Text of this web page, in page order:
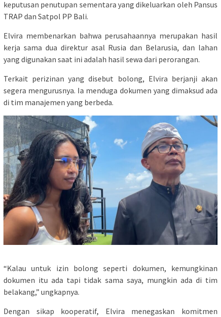
keputusan penutupan sementara yang dikeluarkan oleh Pansus
TRAP dan Satpol PP Bali.
Elvira membenarkan bahwa perusahaannya merupakan hasil
kerja sama dua direktur asal Rusia dan Belarusia, dan lahan
yang digunakan saat ini adalah hasil sewa dari perorangan.
Terkait perizinan yang disebut bolong, Elvira berjanji akan
segera mengurusnya. Ia menduga dokumen yang dimaksud ada
di tim manajemen yang berbeda.
“Kalau untuk izin bolong seperti dokumen, kemungkinan
dokumen itu ada tapi tidak sama saya, mungkin ada di tim
belakang,” ungkapnya.
Dengan sikap kooperatif, Elvira menegaskan komitmen